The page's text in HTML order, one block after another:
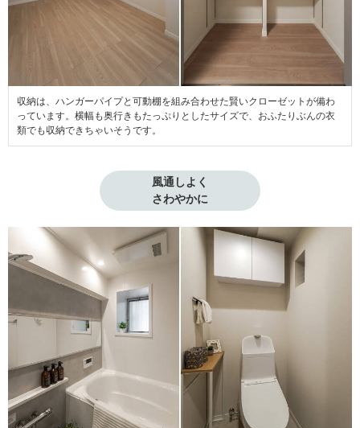
収納は、ハンガーパイプと可動棚を組み合わせた賢いクローゼットが備わ
っています。横幅も奥行きもたっぷりとしたサイズで、おふたりぶんの衣
類でも収納できちゃいそうです。
風通しよく
さわやかに